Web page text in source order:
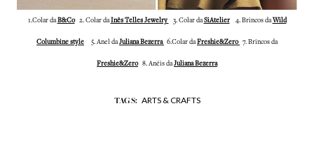
1.Colar daB&Co2. Colar daInês Telles Jewelry 3. Colar daSiAtelier4. Brincos da Wild
Columbine style 5. Anel daJuliana Bezerra 6.Colar daFreshie&Zero 7. Brincos da
Freshie&Zero8. Anéis daJuliana Bezerra
TAGS: ARTS & CRAFTS